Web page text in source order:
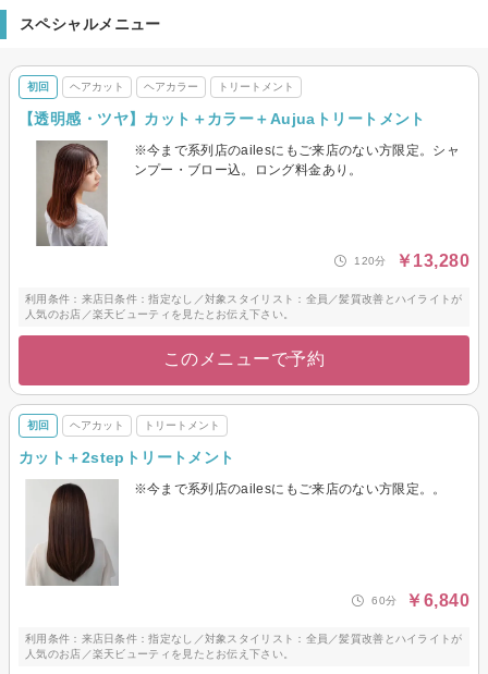
パーマ
トリートメント ヘッドスパ・頭皮ケア
その他(ヘア) メンズヘアカット
メンズパーマ
スペシャルメニュー
初回 ヘアカット ヘアカラー トリートメント
【透明感・ツヤ】カット＋カラー＋Aujuaトリートメント
※今まで系列店のailesにもご来店のない方限定。シャ
ンプー・ブロー込。ロング料金あり。
120分 ￥13,280
利用条件：来店日条件：指定なし／対象スタイリスト：全員／髪質改善とハイライトが
人気のお店／楽天ビューティを見たとお伝え下さい。
このメニューで予約
初回 ヘアカット トリートメント
カット＋2stepトリートメント
※今まで系列店のailesにもご来店のない方限定。。
60分 ￥6,840
利用条件：来店日条件：指定なし／対象スタイリスト：全員／髪質改善とハイライトが
人気のお店／楽天ビューティを見たとお伝え下さい。